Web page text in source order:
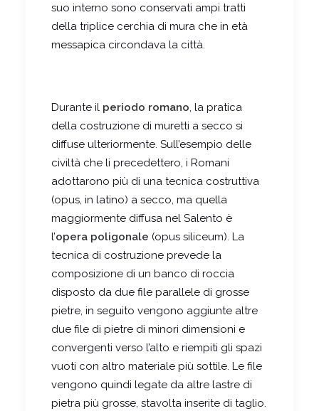
suo interno sono conservati ampi tratti
della triplice cerchia di mura che in età
messapica circondava la città.
Durante il periodo romano, la pratica
della costruzione di muretti a secco si
diffuse ulteriormente. Sull’esempio delle
civiltà che li precedettero, i Romani
adottarono più di una tecnica costruttiva
(opus, in latino) a secco, ma quella
maggiormente diffusa nel Salento è
l’opera poligonale (opus siliceum). La
tecnica di costruzione prevede la
composizione di un banco di roccia
disposto da due file parallele di grosse
pietre, in seguito vengono aggiunte altre
due file di pietre di minori dimensioni e
convergenti verso l’alto e riempiti gli spazi
vuoti con altro materiale più sottile. Le file
vengono quindi legate da altre lastre di
pietra più grosse, stavolta inserite di taglio.